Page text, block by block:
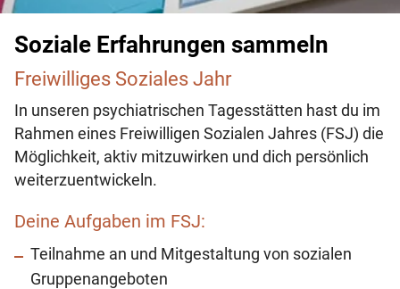
Soziale Erfahrungen sammeln
Freiwilliges Soziales Jahr
In unseren psychiatrischen Tagesstätten hast du im
Rahmen eines Freiwilligen Sozialen Jahres (FSJ) die
Möglichkeit, aktiv mitzuwirken und dich persönlich
weiterzuentwickeln.
Deine Aufgaben im FSJ:
Teilnahme an und Mitgestaltung von sozialen
Gruppenangeboten